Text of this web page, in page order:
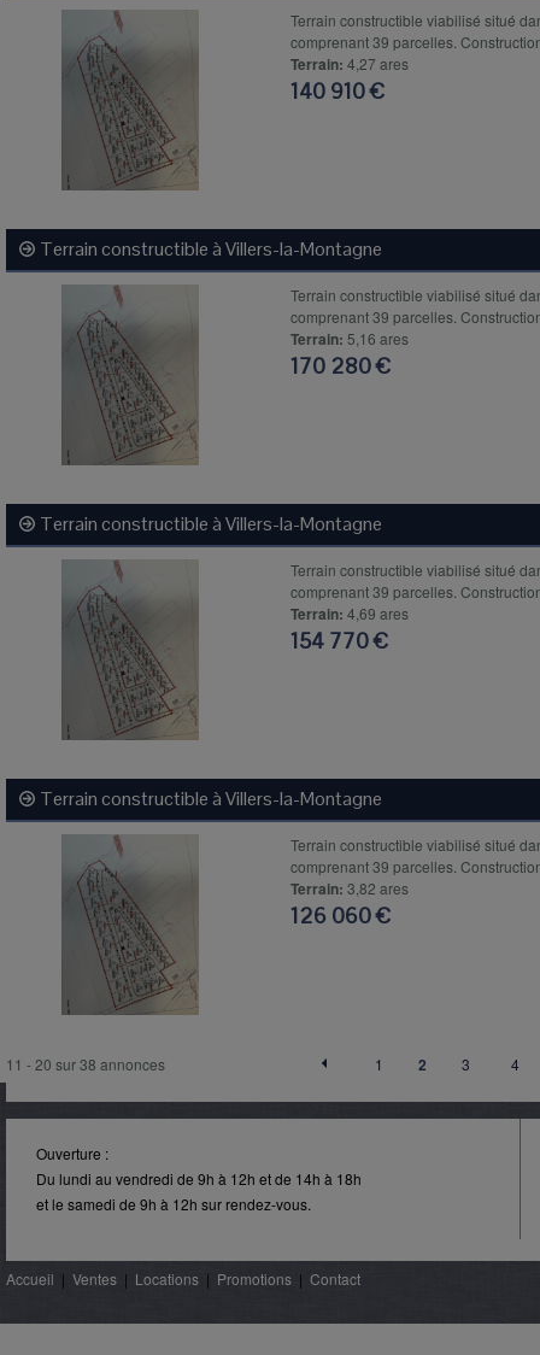
Terrain constructible viabilisé situé
comprenant 39 parcelles.
Terrain: 4,27 ares
140 910 €
Terrain constructible àVillers-la-Montagne
Terrain constructible viabilisé situé
comprenant 39 parcelles.
Terrain: 5,16 ares
170 280 €
Terrain constructible àVillers-la-Montagne
Terrain constructible viabilisé situé
comprenant 39 parcelles.
Terrain: 4,69 ares
154 770 €
Terrain constructible àVillers-la-Montagne
Terrain constructible viabilisé situé
comprenant 39 parcelles.
Terrain: 3,82 ares
126 060 €
11 - 20 sur 38 annonces 1 2 3 4
Ouverture :
Du lundi au vendredi de 9h à 12h et de 14h à 18h
et le samedi de 9h à 12h sur rendez-vous.
Accueil | Ventes | Locations | Promotions | Contact